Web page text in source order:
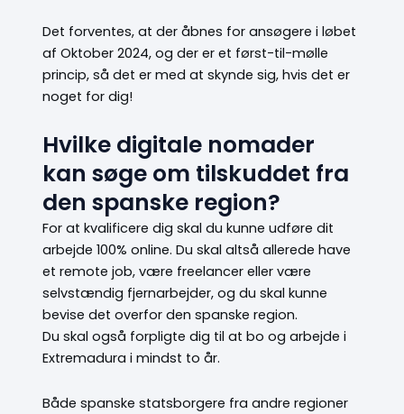
Det forventes, at der åbnes for ansøgere i løbet
af Oktober 2024, og der er et først-til-mølle
princip, så det er med at skynde sig, hvis det er
noget for dig!
Hvilke digitale nomader
kan søge om tilskuddet fra
den spanske region?
For at kvalificere dig skal du kunne udføre dit
arbejde 100% online. Du skal altså allerede have
et remote job, være freelancer eller være
selvstændig fjernarbejder, og du skal kunne
bevise det overfor den spanske region.
Du skal også forpligte dig til at bo og arbejde i
Extremadura i mindst to år.
Både spanske statsborgere fra andre regioner